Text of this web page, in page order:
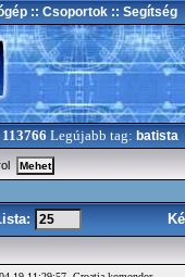
:: Csoportok :: Segítség
113766 Legújabb tag: batista